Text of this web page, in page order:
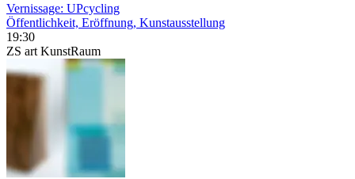
Vernissage: UPcycling
Öffentlichkeit, Eröffnung, Kunstausstellung
19:30
ZS art KunstRaum